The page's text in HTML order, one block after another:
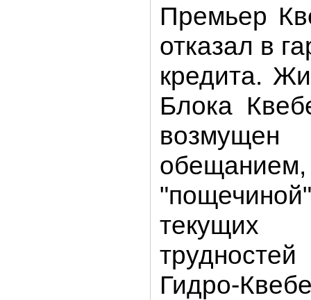
Премьер
отказал в
кредита.
Блока
Гидро-